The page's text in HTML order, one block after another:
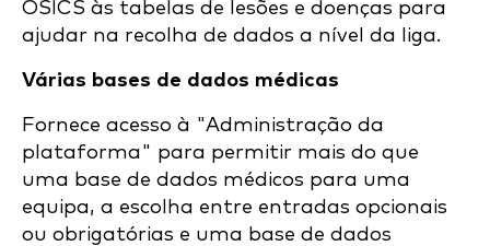
OSICS às tabelas de lesões e doenças para
ajudar na recolha de dados a nível da liga.
Várias bases de dados médicas
Fornece acesso à "Administração da
plataforma" para permitir mais do que
uma base de dados médicos para uma
equipa, a escolha entre entradas opcionais
ou obrigatórias e uma base de dados